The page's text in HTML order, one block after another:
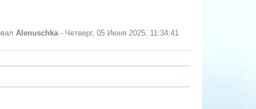
Alenuschka- Четверг, 05 Июня 2025, 11:34:41